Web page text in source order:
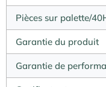
Pièces sur palette/
Garantie du produit
Garantie de